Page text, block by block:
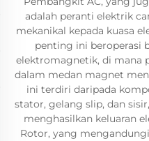
adalah peranti elektrik
mekanikal kepada kuasa
penting ini beroperasi
elektromagnetik, di mana
dalam medan magnet
ini terdiri daripada
stator, gelang slip, dan
menghasilkan keluaran
Rotor, yang